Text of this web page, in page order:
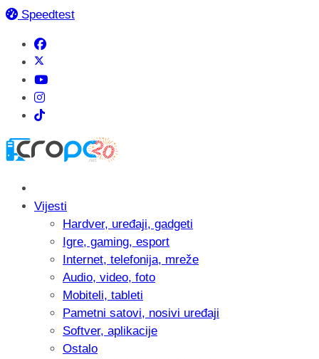
Speedtest
Vijesti
Hardver, uređaji, gadgeti
Igre, gaming, esport
Internet, telefonija, mreže
Audio, video, foto
Mobiteli, tableti
Pametni satovi, nosivi uređaji
Softver, aplikacije
Ostalo